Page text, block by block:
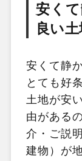
安く
良い
安くて静
とても好
土地が安
由がある
介・ご説
建物）が